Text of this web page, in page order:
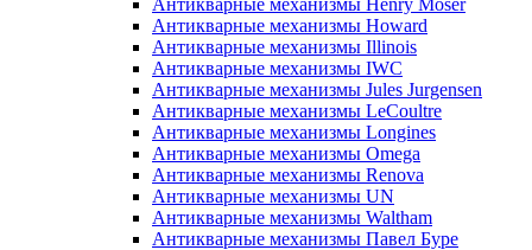
Антикварные механизмы Henry Moser
Антикварные механизмы Howard
Антикварные механизмы Illinois
Антикварные механизмы IWC
Антикварные механизмы Jules Jurgensen
Антикварные механизмы LeCoultre
Антикварные механизмы Longines
Антикварные механизмы Omega
Антикварные механизмы Renova
Антикварные механизмы UN
Антикварные механизмы Waltham
Антикварные механизмы Павел Буре